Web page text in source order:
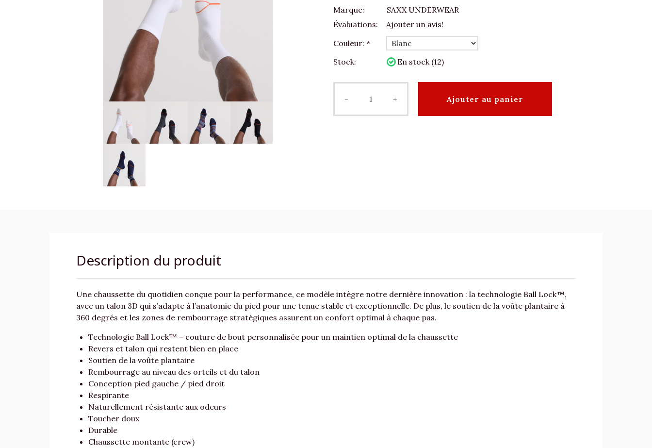
Marque:
SAXX UNDERWEAR
Évaluations:
Ajouter un avis!
Couleur: *
Stock:
En stock (12)
- + Ajouter au panier
Description du produit
Une chaussette du quotidien conçue pour la performance, ce modèle intègre notre dernière innovation : la technologie Ball Lock™,
avec un talon 3D qui s’adapte à l’anatomie du pied pour une tenue stable et exceptionnelle. De plus, le soutien de la voûte plantaire à
360 degrés et les zones de rembourrage stratégiques assurent un confort optimal à chaque pas.
Technologie Ball Lock™ – couture de bout personnalisée pour un maintien optimal de la chaussette
Revers et talon qui restent bien en place
Soutien de la voûte plantaire
Rembourrage au niveau des orteils et du talon
Conception pied gauche / pied droit
Respirante
Naturellement résistante aux odeurs
Toucher doux
Durable
Chaussette montante (crew)